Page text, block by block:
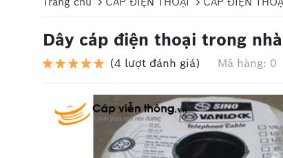
Dây cáp điện thoại trong
(4 lượt đánh giá) Mã hàng: 0